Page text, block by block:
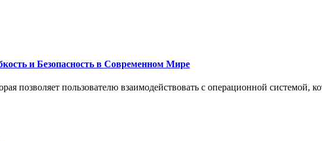
и Безопасность в Современном Мире
позволяет пользователю взаимодействовать с операционной системой,